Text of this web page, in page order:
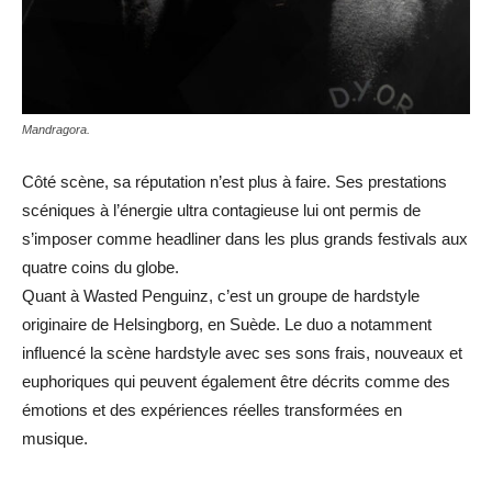
Mandragora.
Côté scène, sa réputation n’est plus à faire. Ses prestations
scéniques à l’énergie ultra contagieuse lui ont permis de
s’imposer comme headliner dans les plus grands festivals aux
quatre coins du globe.
Quant à Wasted Penguinz, c’est un groupe de hardstyle
originaire de Helsingborg, en Suède. Le duo a notamment
influencé la scène hardstyle avec ses sons frais, nouveaux et
euphoriques qui peuvent également être décrits comme des
émotions et des expériences réelles transformées en
musique.